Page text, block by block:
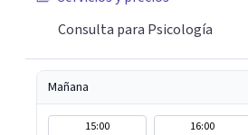
Consulta para Psicología
Mañana
15:00 16:00